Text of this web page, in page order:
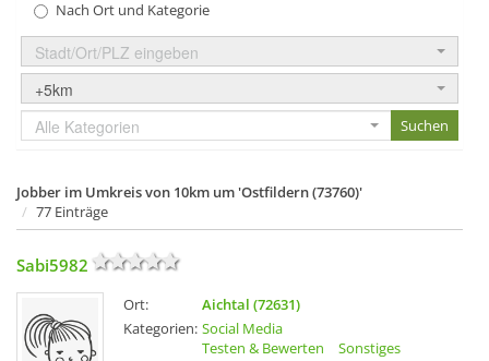
Nach Ort und Kategorie
Stadt/Ort/PLZ eingeben
+5km
Alle Kategorien
Jobber im Umkreis von 10km um 'Ostfildern (73760)'
77 Einträge
Sabi5982
Ort:
Aichtal (72631)
Kategorien: Social Media
Testen & Bewerten
Sonstiges